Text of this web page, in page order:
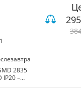
2835
IP20 –
или